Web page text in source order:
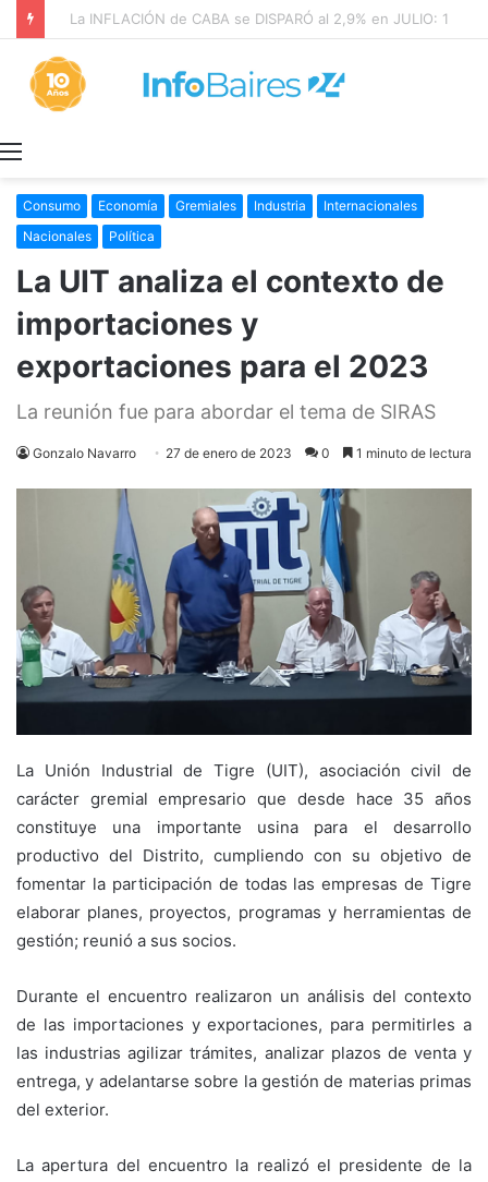
La INFLACIÓN de CABA se DISPARÓ al 2,9% en JULIO: 19,4% en 2026
Consumo Economía Gremiales Industria
Internacionales
Nacionales
Política
La UIT analiza el contexto de
importaciones y
exportaciones para el 2023
La reunión fue para abordar el tema de SIRAS
Gonzalo Navarro 27 de enero de 2023 0 1 minuto de lectura
La Unión Industrial de Tigre (UIT), asociación civil de
carácter gremial empresario que desde hace 35 años
constituye una importante usina para el desarrollo
productivo del Distrito, cumpliendo con su objetivo de
fomentar la participación de todas las empresas de Tigre
elaborar planes, proyectos, programas y herramientas de
gestión; reunió a sus socios.
Durante el encuentro realizaron un análisis del contexto
de las importaciones y exportaciones, para permitirles a
las industrias agilizar trámites, analizar plazos de venta y
entrega, y adelantarse sobre la gestión de materias primas
del exterior.
La apertura del encuentro la realizó el presidente de la